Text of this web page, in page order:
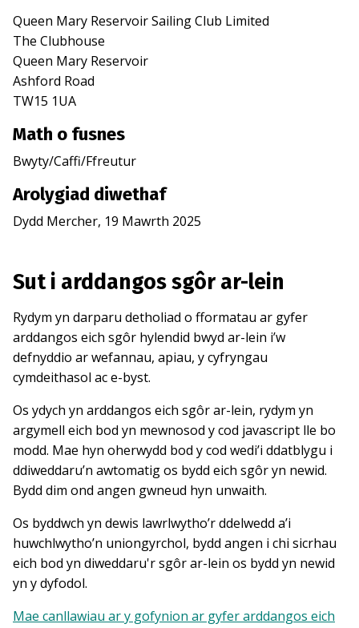
Queen Mary Reservoir Sailing Club Limited
The Clubhouse
Queen Mary Reservoir
Ashford Road
TW15 1UA
Math o fusnes
Bwyty/Caffi/Ffreutur
Arolygiad diwethaf
Dydd Mercher, 19 Mawrth 2025
Sut i arddangos sgôr ar-lein
Rydym yn darparu detholiad o fformatau ar gyfer
arddangos eich sgôr hylendid bwyd ar-lein i’w
defnyddio ar wefannau, apiau, y cyfryngau
cymdeithasol ac e-byst.
Os ydych yn arddangos eich sgôr ar-lein, rydym yn
argymell eich bod yn mewnosod y cod javascript lle bo
modd. Mae hyn oherwydd bod y cod wedi’i ddatblygu i
ddiweddaru’n awtomatig os bydd eich sgôr yn newid.
Bydd dim ond angen gwneud hyn unwaith.
Os byddwch yn dewis lawrlwytho’r ddelwedd a’i
huwchlwytho’n uniongyrchol, bydd angen i chi sicrhau
eich bod yn diweddaru'r sgôr ar-lein os bydd yn newid
yn y dyfodol.
Mae canllawiau ar y gofynion ar gyfer arddangos eich